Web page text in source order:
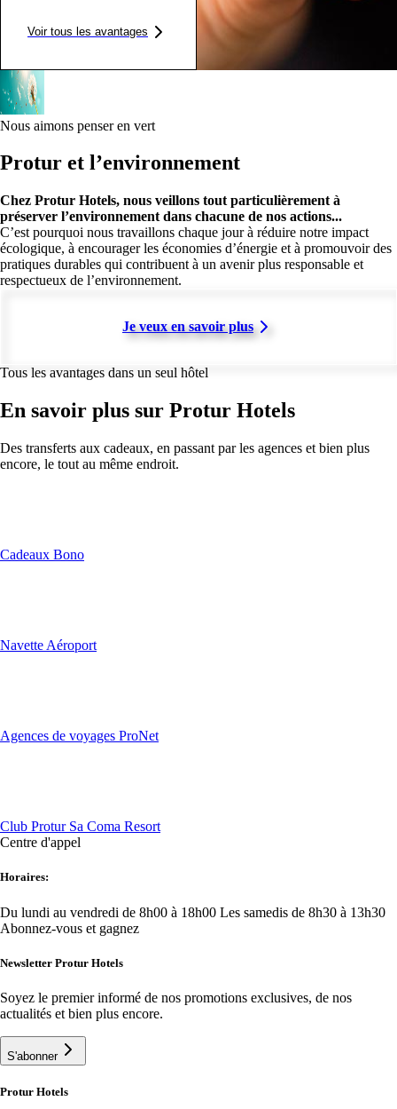
Voir tous les avantages
Nous aimons penser en vert
Protur et l’environnement
Chez Protur Hotels, nous veillons tout particulièrement à
préserver l’environnement dans chacune de nos actions...
C’est pourquoi nous travaillons chaque jour à réduire notre impact
écologique, à encourager les économies d’énergie et à promouvoir des
pratiques durables qui contribuent à un avenir plus responsable et
respectueux de l’environnement.
Je veux en savoir plus
Tous les avantages dans un seul hôtel
En savoir plus sur Protur Hotels
Des transferts aux cadeaux, en passant par les agences et bien plus
encore, le tout au même endroit.
Cadeaux Bono
Navette Aéroport
Agences de voyages ProNet
Club Protur Sa Coma Resort
Centre d'appel
Horaires:
Du lundi au vendredi de 8h00 à 18h00 Les samedis de 8h30 à 13h30
Abonnez-vous et gagnez
Newsletter Protur Hotels
Soyez le premier informé de nos promotions exclusives, de nos
actualités et bien plus encore.
S'abonner
Protur Hotels